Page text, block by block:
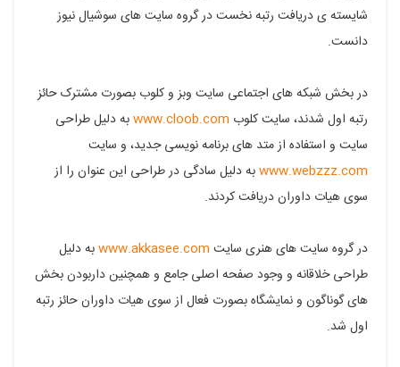
شایسته ی دریافت رتبه نخست در گروه سایت های سوشیال نیوز
دانست.
در بخش شبکه های اجتماعی سایت وبز و کلوب بصورت مشترک حائز
رتبه اول شدند، سایت کلوب www.cloob.comبه دلیل طراحی
سایت و استفاده از متد های برنامه نویسی جدید، و سایت
www.webzzz.comبه دلیل سادگی در طراحی این عنوان را از
سوی هیات داوران دریافت کردند.
در گروه سایت های هنری سایت www.akkasee.comبه دلیل
طراحی خلاقانه و وجود صفحه اصلی جامع و همچنین داربودن بخش
های گوناگون و نمایشگاه بصورت فعال از سوی هیات داوران حائز رتبه
اول شد.